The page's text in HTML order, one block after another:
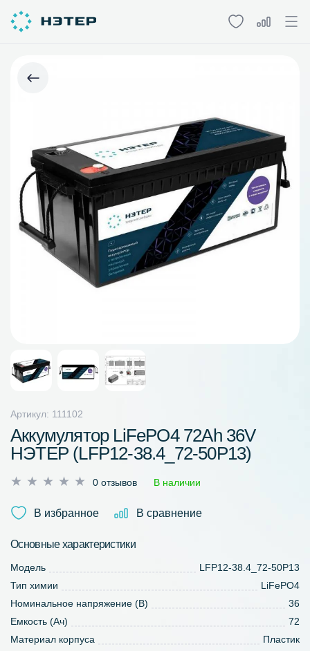
Артикул: 111102
Аккумулятор LiFePO4 72Ah 36V
НЭТЕР (LFP12-38.4_72-50P13)
Оценка
из
0 отзывов В наличии
В избранное В сравнение
Основные характеристики
Модель
LFP12-38.4_72-50P13
Тип химии
LiFePO4
Номинальное напряжение (В)
36
Емкость (Ач)
72
Материал корпуса
Пластик